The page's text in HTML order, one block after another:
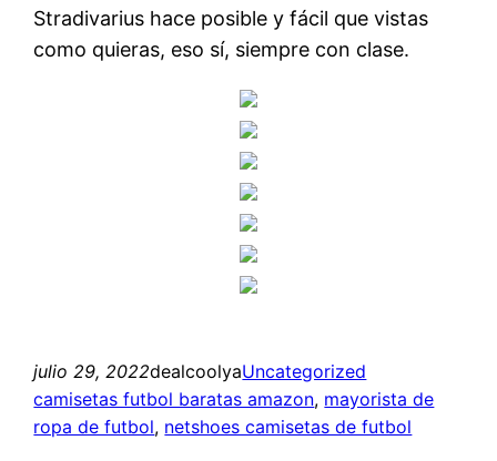
Stradivarius hace posible y fácil que vistas
como quieras, eso sí, siempre con clase.
julio 29, 2022dealcoolyaUncategorized
camisetas futbol baratas amazon, mayorista de
ropa de futbol, netshoes camisetas de futbol